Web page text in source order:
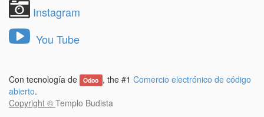
Instagram
You Tube
Con tecnología de Odoo , the #1 Comercio electrónico de código
abierto.
Copyright © Templo Budista